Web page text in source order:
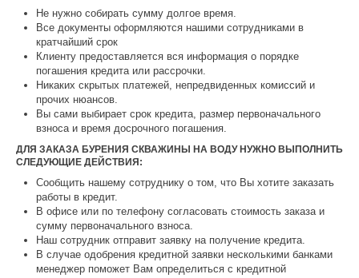
Не нужно собирать сумму долгое время.
Все документы оформляются нашими сотрудниками в
кратчайший срок
Клиенту предоставляется вся информация о порядке
погашения кредита или рассрочки.
Никаких скрытых платежей, непредвиденных комиссий и
прочих нюансов.
Вы сами выбирает срок кредита, размер первоначального
взноса и время досрочного погашения.
ДЛЯ ЗАКАЗА БУРЕНИЯ СКВАЖИНЫ НА ВОДУ НУЖНО ВЫПОЛНИТЬ
СЛЕДУЮЩИЕ ДЕЙСТВИЯ:
Сообщить нашему сотруднику о том, что Вы хотите заказать
работы в кредит.
В офисе или по телефону согласовать стоимость заказа и
сумму первоначального взноса.
Наш сотрудник отправит заявку на получение кредита.
В случае одобрения кредитной заявки несколькими банками
менеджер поможет Вам определиться с кредитной